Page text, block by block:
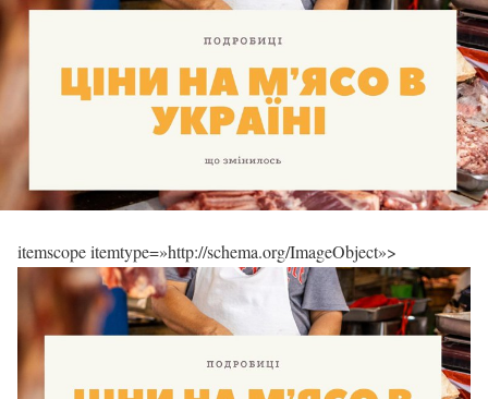
itemscope itemtype=»http://schema.org/ImageObject»>